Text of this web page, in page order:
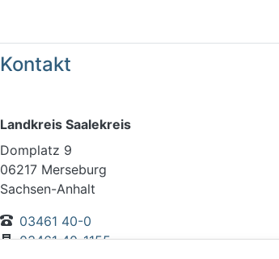
Kontakt
Landkreis Saalekreis
Domplatz 9
06217 Merseburg
Sachsen-Anhalt
03461 40-0
03461 40-1155